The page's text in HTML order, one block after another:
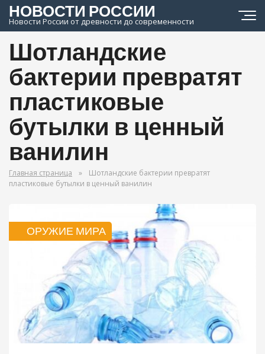
НОВОСТИ РОССИИ
Новости России от древности до современности
Шотландские
бактерии превратят
пластиковые
бутылки в ценный
ванилин
Главная страница »
Шотландские бактерии превратят
пластиковые бутылки в ценный ванилин
ОРУЖИЕ МИРА